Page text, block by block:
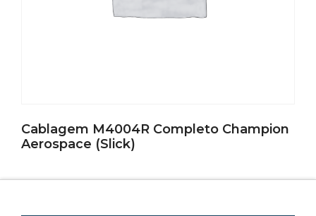
Cablagem M4004R Completo Champion
Aerospace (Slick)